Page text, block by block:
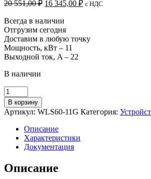
20 551,00₽
составляла
20
551,00 ₽.
16 345,00 ₽
цена:
c НДС
Всегда в наличии
Отгрузим сегодня
Доставим в любую точку
Мощность, кВт – 11
Выходной ток, A – 22
В наличии
Количество
товара
Устройство
плавного
пуска
WELLTRA
WLS60-
(11
кВт)
В корзину
Артикул: WLS60-11G Категория:
Описание
Характеристики
Документация
Описание